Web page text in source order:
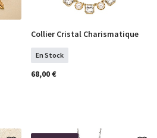
COMMANDER
Collier Cristal Charismatique
En Stock
68,00 €